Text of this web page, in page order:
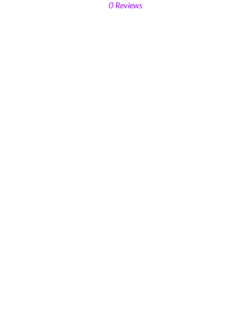
0 Reviews